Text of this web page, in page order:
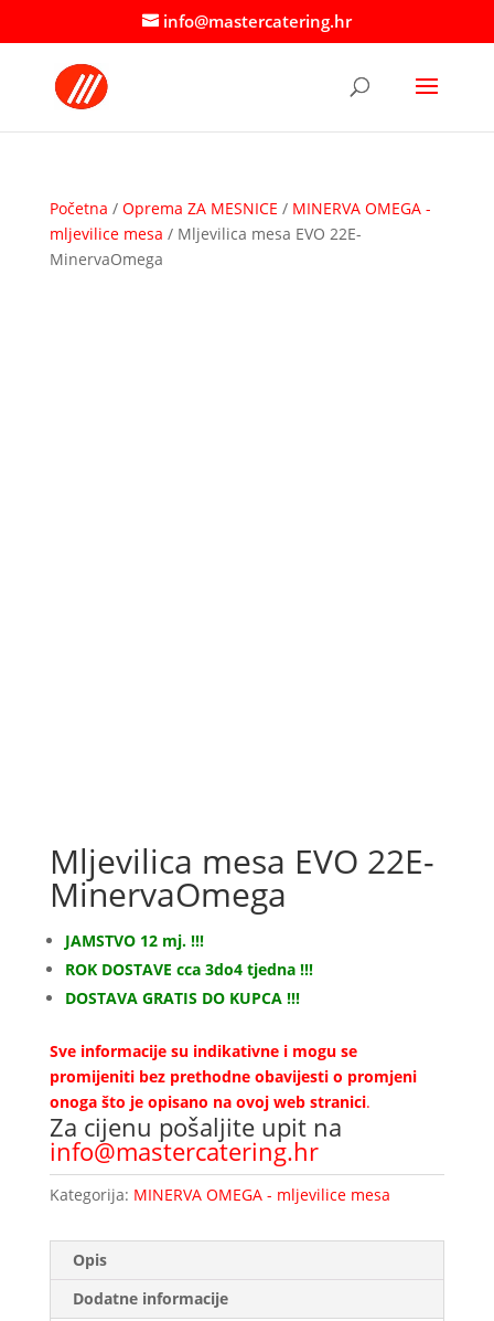
info@mastercatering.hr
Početna / Oprema ZA MESNICE / MINERVA OMEGA -
mljevilice mesa / Mljevilica mesa EVO 22E-
MinervaOmega
Mljevilica mesa EVO 22E-
MinervaOmega
JAMSTVO 12 mj. !!!
ROK DOSTAVE cca 3do4 tjedna !!!
DOSTAVA GRATIS DO KUPCA !!!
Sve informacije su indikativne i mogu se
promijeniti bez prethodne obavijesti o promjeni
onoga što je opisano na ovoj web stranici.
Za cijenu pošaljite upit na
info@mastercatering.hr
Kategorija: MINERVA OMEGA - mljevilice mesa
Opis
Dodatne informacije